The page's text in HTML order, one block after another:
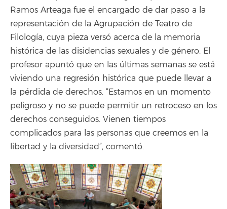
Ramos Arteaga fue el encargado de dar paso a la
representación de la Agrupación de Teatro de
Filología, cuya pieza versó acerca de la memoria
histórica de las disidencias sexuales y de género. El
profesor apuntó que en las últimas semanas se está
viviendo una regresión histórica que puede llevar a
la pérdida de derechos. “Estamos en un momento
peligroso y no se puede permitir un retroceso en los
derechos conseguidos. Vienen tiempos
complicados para las personas que creemos en la
libertad y la diversidad”, comentó.